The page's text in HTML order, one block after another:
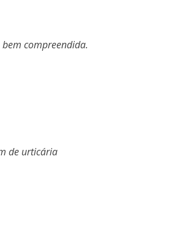
compreendida.
de urticária